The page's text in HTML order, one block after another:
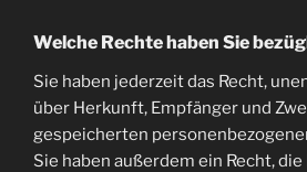
Welche Rechte haben Sie
Sie haben jederzeit das Recht,
über Herkunft, Empfänger und
gespeicherten
Sie haben außerdem ein Recht,